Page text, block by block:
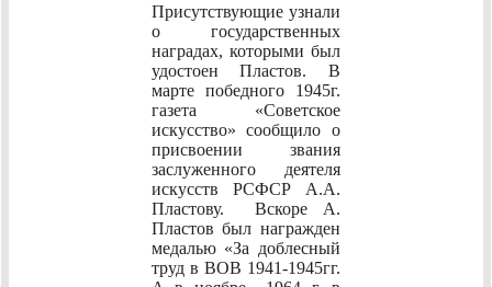
Присутствующие узнали
о государственных
наградах, которыми был
удостоен Пластов. В
марте победного 1945г.
газета «Советское
искусство» сообщило о
присвоении звания
заслуженного деятеля
искусств РСФСР А.А.
Пластову. Вскоре А.
Пластов был награжден
медалью «За доблесный
труд в ВОВ 1941-1945гг.